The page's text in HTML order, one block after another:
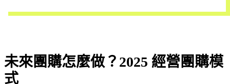
未來團購怎麼做？2025 經營團購模
式